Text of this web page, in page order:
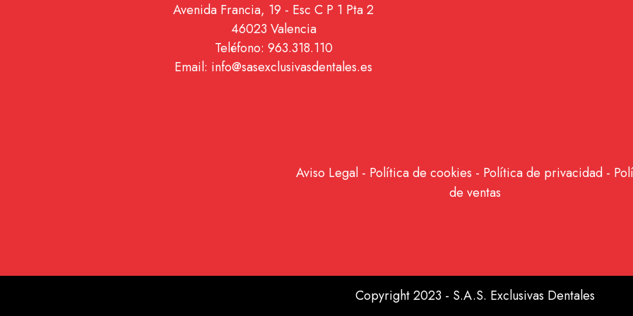
Avenida Francia, 19 - Esc C P 1 Pta 2
46023 Valencia
Teléfono: 963.318.110
Email: info@sasexclusivasdentales.es
Aviso Legal - Política de cookies - Política de privacidad -
de ventas
Copyright 2023 - S.A.S. Exclusivas Dentales